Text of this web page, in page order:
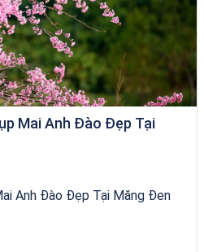
Mai Anh Đào Đẹp Tại
Anh Đào Đẹp Tại Măng Đen